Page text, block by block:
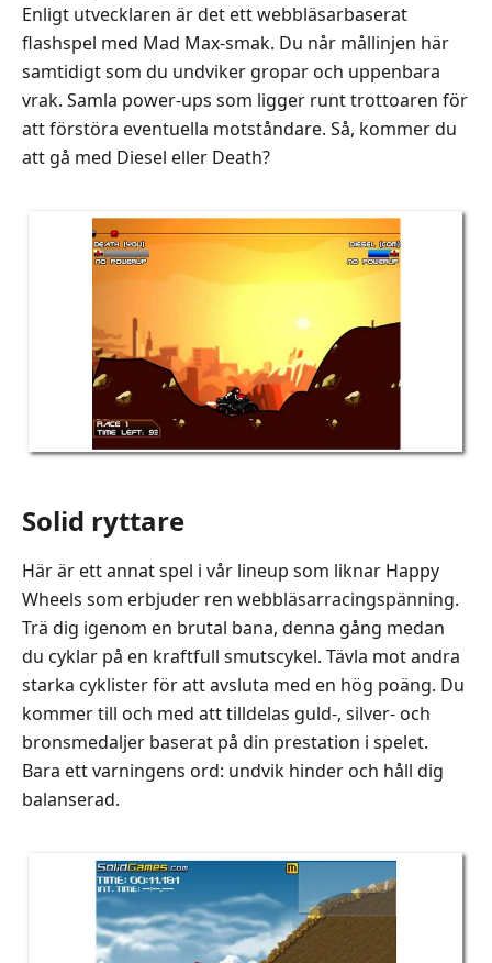
Enligt utvecklaren är det ett webbläsarbaserat
flashspel med Mad Max-smak. Du når mållinjen här
samtidigt som du undviker gropar och uppenbara
vrak. Samla power-ups som ligger runt trottoaren för
att förstöra eventuella motståndare. Så, kommer du
att gå med Diesel eller Death?
Solid ryttare
Här är ett annat spel i vår lineup som liknar Happy
Wheels som erbjuder ren webbläsarracingspänning.
Trä dig igenom en brutal bana, denna gång medan
du cyklar på en kraftfull smutscykel. Tävla mot andra
starka cyklister för att avsluta med en hög poäng. Du
kommer till och med att tilldelas guld-, silver- och
bronsmedaljer baserat på din prestation i spelet.
Bara ett varningens ord: undvik hinder och håll dig
balanserad.